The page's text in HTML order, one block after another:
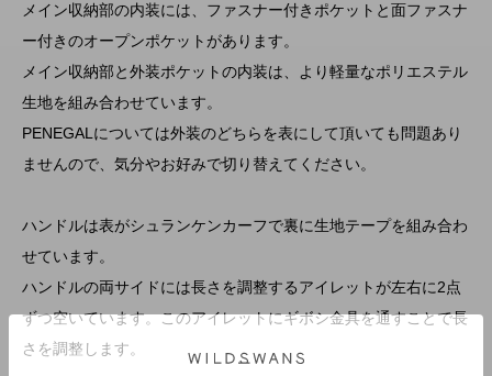
メイン収納部の内装には、ファスナー付きポケットと面ファスナ
ー付きのオープンポケットがあります。
メイン収納部と外装ポケットの内装は、より軽量なポリエステル
生地を組み合わせています。
PENEGALについては外装のどちらを表にして頂いても問題あり
ませんので、気分やお好みで切り替えてください。
ハンドルは表がシュランケンカーフで裏に生地テープを組み合わ
せています。
ハンドルの両サイドには長さを調整するアイレットが左右に2点
ずつ空いています。このアイレットにギボシ金具を通すことで長
さを調整します。